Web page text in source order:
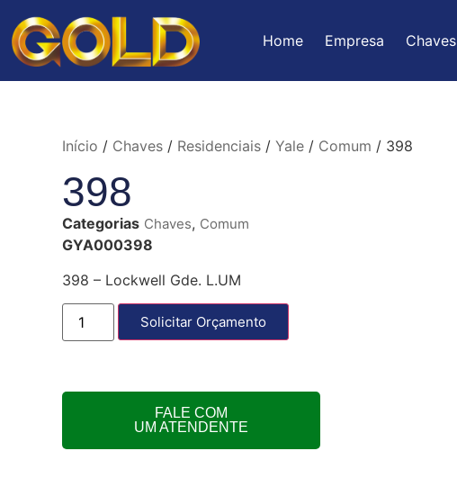
Home Empresa Chaves
Início / Chaves/ Residenciais/ Yale/ Comum / 398
398
Categorias Chaves, Comum
GYA000398
398 – Lockwell Gde. L.UM
Solicitar Orçamento
FALE COM
UM ATENDENTE